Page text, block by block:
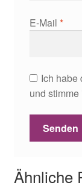
E-Mail *
Ich habe
und stimme
Ähnliche